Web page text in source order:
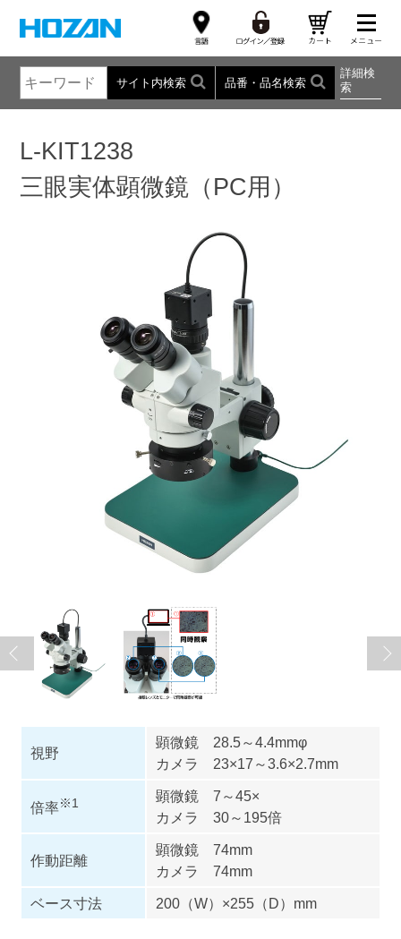
サイト内検索 品番・品名検索
詳細検
索
L-KIT1238
三眼実体顕微鏡（PC用）
視野
顕微鏡 28.5～4.4mmφ
カメラ 23×17～3.6×2.7mm
倍率※1
顕微鏡 7～45×
カメラ 30～195倍
作動距離
顕微鏡 74mm
カメラ 74mm
ベース寸法
200（W）×255（D）mm